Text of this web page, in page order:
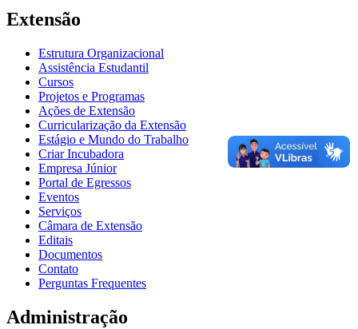
Extensão
Estrutura Organizacional
Assistência Estudantil
Cursos
Projetos e Programas
Ações de Extensão
Curricularização da Extensão
Estágio e Mundo do Trabalho
Criar Incubadora
Empresa Júnior
Portal de Egressos
Eventos
Serviços
Câmara de Extensão
Editais
Documentos
Contato
Perguntas Frequentes
Administração